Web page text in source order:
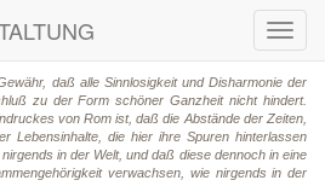
daß alle Sinnlosigkeit und Disharmonie der
zu der Form schöner Ganzheit nicht hindert.
von Rom ist, daß die Abstände der Zeiten,
Lebensinhalte, die hier ihre Spuren hinterlassen
in der Welt, und daß diese dennoch in eine
verwachsen, wie nirgends in der